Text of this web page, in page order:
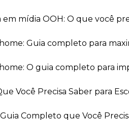
em mídia OOH: O que você
Guia completo para
O guia completo para
Você Precisa Saber para
Guia Completo que Você